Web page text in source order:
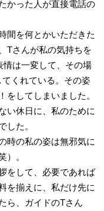
かった人が直接電話の
間を何とかいただきた
Tさんが私の気持ちを
情は一変して、その場
くれている。その姿
をしてしまいました。
い休日に、私のために
した。
時の私の姿は無邪気に
）。
をして、必要であれば
を揃えに、私だけ先に
ら、ガイドのTさん